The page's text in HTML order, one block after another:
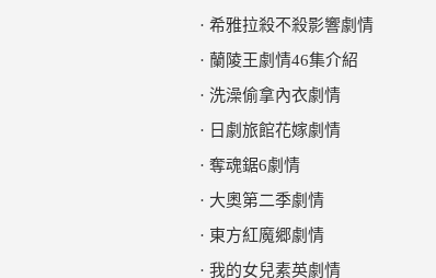
· 希雅拉殺不殺影響劇情
· 蘭陵王劇情46集介紹
· 洗澡偷拿內衣劇情
· 日劇旅館花嫁劇情
· 奪魂鋸6劇情
· 大奧第二季劇情
· 東方紅魔郷劇情
· 我的女兒素英劇情